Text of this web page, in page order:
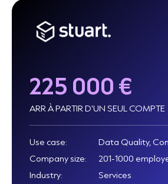
225 000 €
ARR À PARTIR D'UN SEUL COMPTE
Use case:
Data Quality,
Company size:
201-1000
Industry:
Services